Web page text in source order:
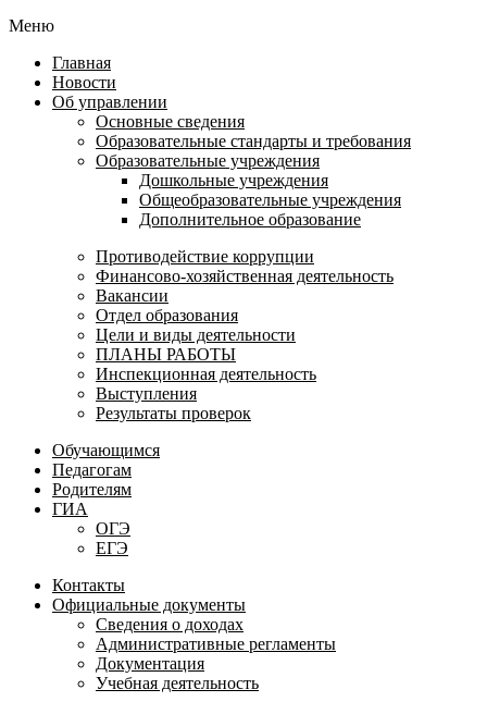
Меню
Главная
Новости
Об управлении
Основные сведения
Образовательные стандарты и требования
Образовательные учреждения
Дошкольные учреждения
Общеобразовательные учреждения
Дополнительное образование
Противодействие коррупции
Финансово-хозяйственная деятельность
Вакансии
Отдел образования
Цели и виды деятельности
ПЛАНЫ РАБОТЫ
Инспекционная деятельность
Выступления
Результаты проверок
Обучающимся
Педагогам
Родителям
ГИА
ОГЭ
ЕГЭ
Контакты
Официальные документы
Сведения о доходах
Административные регламенты
Документация
Учебная деятельность